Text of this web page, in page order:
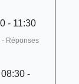
- 11:30
Réponses
-